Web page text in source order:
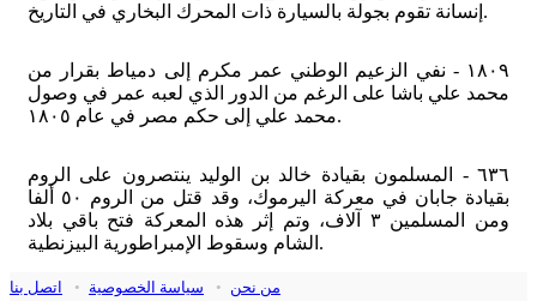
إنسانة تقوم بجولة بالسيارة ذات المحرك البخاري في التاريخ.
١٨٠٩ - نفي الزعيم الوطني عمر مكرم إلى دمياط بقرار من
محمد علي باشا على الرغم من الدور الذي لعبه عمر في وصول
محمد علي إلى حكم مصر في عام ١٨٠٥.
٦٣٦ - المسلمون بقيادة خالد بن الوليد ينتصرون على الروم
بقيادة جابان في معركة اليرموك، وقد قتل من الروم ٥٠ ألفا
ومن المسلمين ٣ آلاف، وتم إثر هذه المعركة فتح باقي بلاد
الشام وسقوط الإمبراطورية البيزنطية.
من نحن • سياسة الخصوصية • اتصل بنا